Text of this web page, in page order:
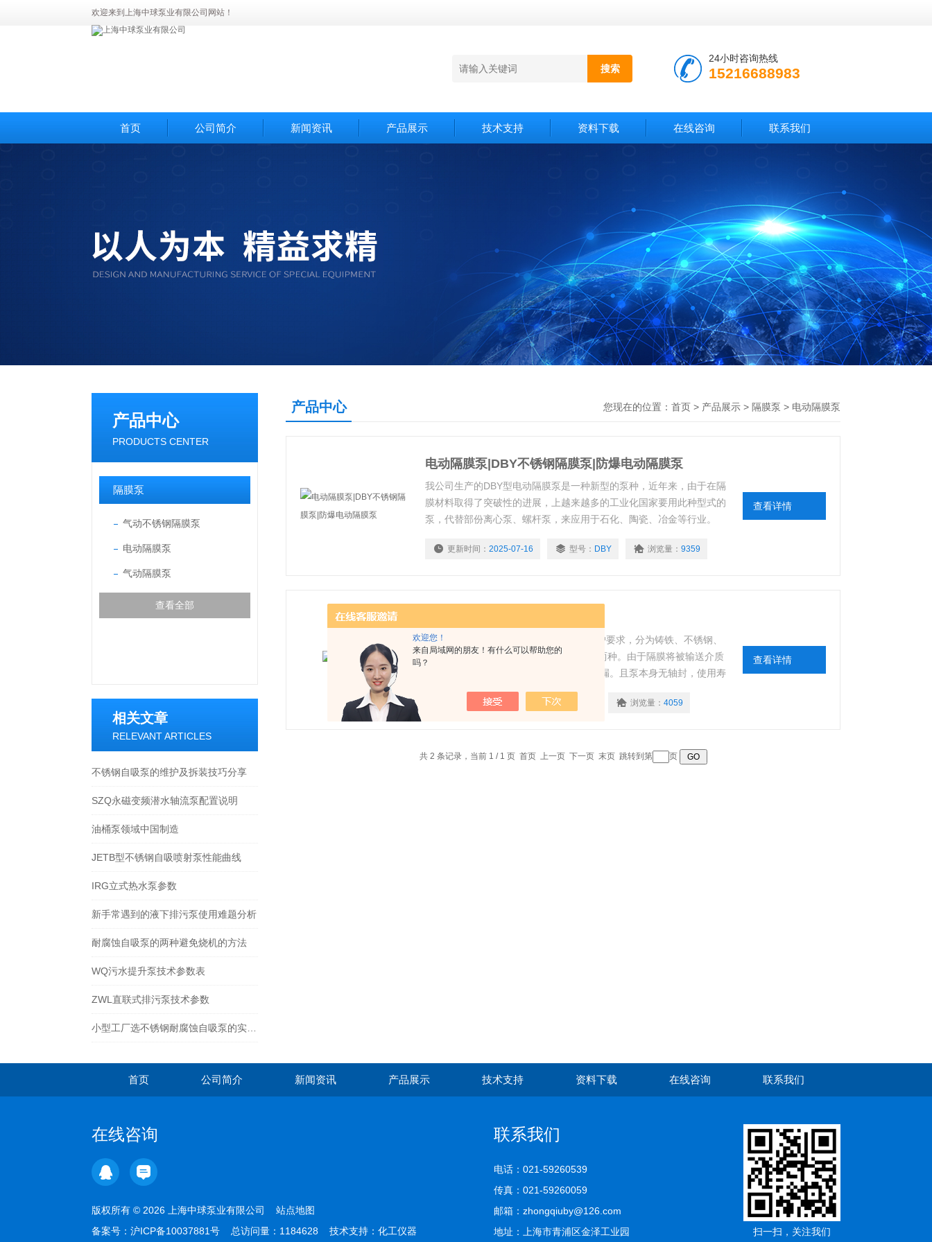
欢迎您！
来自局域网的朋友！有什么可以帮助您的
吗？
欢迎来到上海中球泵业有限公司网站！
24小时咨询热线
15216688983
首页 公司简介 新闻资讯 产品展示 技术支持 资料下载 在线咨询 联系我们
产品中心
PRODUCTS CENTER
隔膜泵
气动不锈钢隔膜泵
电动隔膜泵
气动隔膜泵
查看全部
相关文章
RELEVANT ARTICLES
不锈钢自吸泵的维护及拆装技巧分享
SZQ永磁变频潜水轴流泵配置说明
油桶泵领域中国制造
JETB型不锈钢自吸喷射泵性能曲线
IRG立式热水泵参数
新手常遇到的液下排污泵使用难题分析
耐腐蚀自吸泵的两种避免烧机的方法
WQ污水提升泵技术参数表
ZWL直联式排污泵技术参数
产品中心 您现在的位置： 首页 > 产品展示 > 隔膜泵 > 电动隔膜泵
电动隔膜泵|DBY不锈钢隔膜泵|防爆电动隔膜泵
我公司生产的DBY型电动隔膜泵是一种新型的泵种，近年来，由于在隔
膜材料取得了突破性的进展，上越来越多的工业化国家要用此种型式的
泵，代替部份离心泵、螺杆泵，来应用于石化、陶瓷、冶金等行业。
更新时间： 2025-07-16 型号： DBY 浏览量： 9359
查看详情
dby电动隔膜泵介质流经部份，可根据用户要求，分为铸铁、不锈钢、
衬胶，电机分为普通式和防爆式（B3b）两种。由于隔膜将被输送介质
和传动机械件分开，所以介质不会向外泄漏。且泵本身无轴封，使用寿
命大大延长。根据不同介质，隔膜分为氯丁橡胶、氟橡胶、丁晴橡胶
等，可以满足不同用户的要求。
更新时间：2025-07-17 浏览量： 4059
查看详情
共 2 条记录，当前 1 / 1 页 首页 上一页 下一页 末页 跳转到第 页
首页 公司简介 新闻资讯 产品展示 技术支持 资料下载 在线咨询 联系我们
在线咨询
版权所有 © 2026 上海中球泵业有限公司 站点地图
备案号： 沪ICP备10037881号 总访问量：1184628 技术支持： 化工仪器
联系我们
电话：021-59260539
传真：021-59260059
邮箱：zhongqiuby@126.com
地址：上海市青浦区金泽工业园
扫一扫，关注我们